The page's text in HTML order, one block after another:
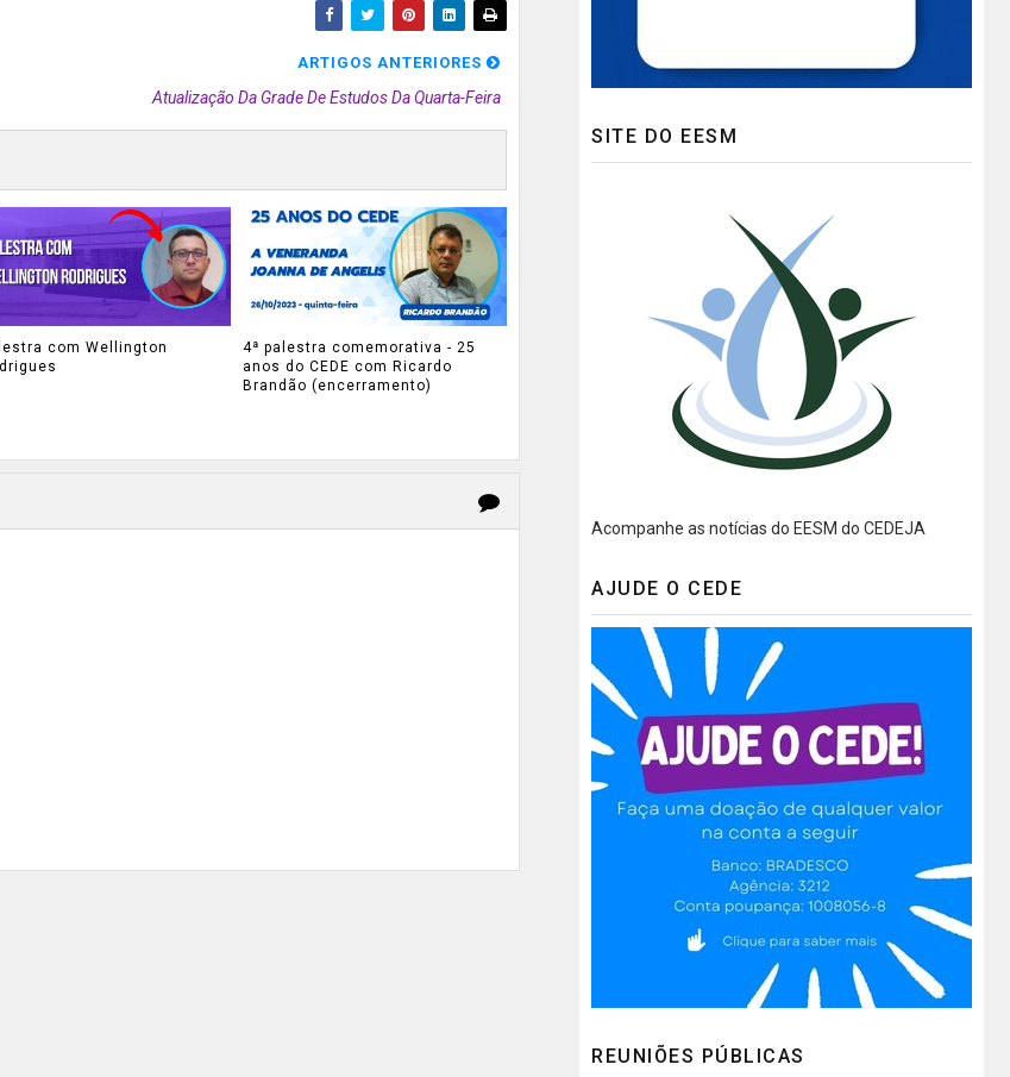
ARTIGOS ANTERIORES
Atualização Da Grade De Estudos Da Quarta-Feira
com Wellington
4ª palestra comemorativa - 25
anos do CEDE com Ricardo
Brandão (encerramento)
SITE DO EESM
Acompanhe as notícias do EESM do CEDEJA
AJUDE O CEDE
REUNIÕES PÚBLICAS